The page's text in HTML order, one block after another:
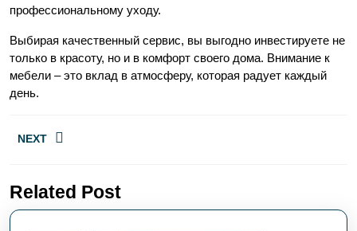
профессиональному уходу.
Выбирая качественный сервис, вы выгодно инвестируете не
только в красоту, но и в комфорт своего дома. Внимание к
мебели – это вклад в атмосферу, которая радует каждый
день.
по
NEXT
запись:
Related Post